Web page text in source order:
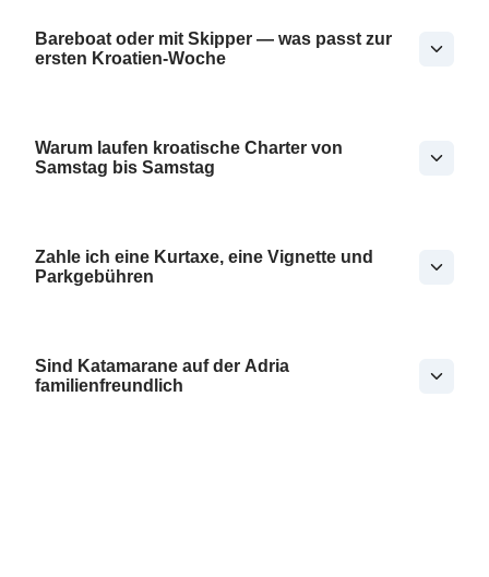
Bareboat oder mit Skipper — was passt zur
ersten Kroatien-Woche
Warum laufen kroatische Charter von
Samstag bis Samstag
Zahle ich eine Kurtaxe, eine Vignette und
Parkgebühren
Sind Katamarane auf der Adria
familienfreundlich